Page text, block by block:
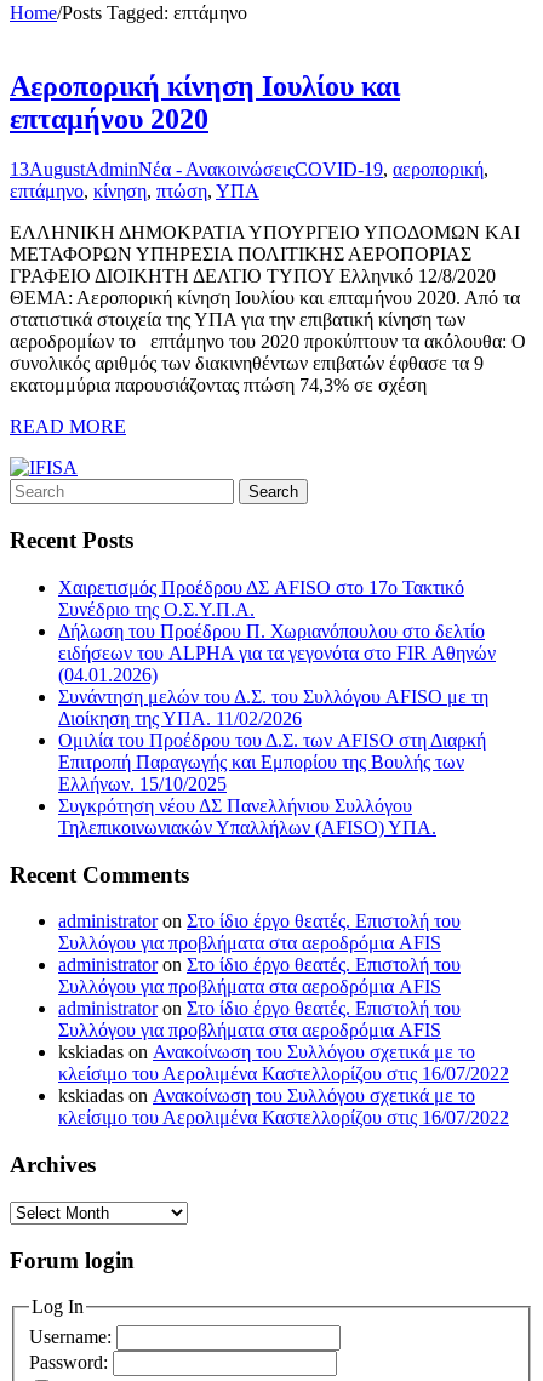
Home/Posts Tagged: επτάμηνο
Αεροπορική κίνηση Ιουλίου και
επταμήνου 2020
13AugustAdminΝέα - ΑνακοινώσειςCOVID-19, αεροπορική,
επτάμηνο, κίνηση, πτώση, ΥΠΑ
ΕΛΛΗΝΙΚΗ ΔΗΜΟΚΡΑΤΙΑ ΥΠΟΥΡΓΕΙΟ ΥΠΟΔΟΜΩΝ ΚΑΙ
ΜΕΤΑΦΟΡΩΝ ΥΠΗΡΕΣΙΑ ΠΟΛΙΤΙΚΗΣ ΑΕΡΟΠΟΡΙΑΣ
ΓΡΑΦΕΙΟ ΔΙΟΙΚΗΤΗ ΔΕΛΤΙΟ ΤΥΠΟΥ Ελληνικό 12/8/2020
ΘΕΜΑ: Αεροπορική κίνηση Ιουλίου και επταμήνου 2020. Από τα
στατιστικά στοιχεία της ΥΠΑ για την επιβατική κίνηση των
αεροδρομίων το επτάμηνο του 2020 προκύπτουν τα ακόλουθα: Ο
συνολικός αριθμός των διακινηθέντων επιβατών έφθασε τα 9
εκατομμύρια παρουσιάζοντας πτώση 74,3% σε σχέση
READ MORE
Recent Posts
Χαιρετισμός Προέδρου ΔΣ AFISO στο 17ο Τακτικό
Συνέδριο της Ο.Σ.Υ.Π.Α.
Δήλωση του Προέδρου Π. Χωριανόπουλου στο δελτίο
ειδήσεων του ALPHA για τα γεγονότα στο FIR Αθηνών
(04.01.2026)
Συνάντηση μελών του Δ.Σ. του Συλλόγου AFISO με τη
Διοίκηση της ΥΠΑ. 11/02/2026
Ομιλία του Προέδρου του Δ.Σ. των AFISO στη Διαρκή
Επιτροπή Παραγωγής και Εμπορίου της Βουλής των
Ελλήνων. 15/10/2025
Συγκρότηση νέου ΔΣ Πανελλήνιου Συλλόγου
Τηλεπικοινωνιακών Υπαλλήλων (AFISO) ΥΠΑ.
Recent Comments
administratoron Στο ίδιο έργο θεατές. Επιστολή του
Συλλόγου για προβλήματα στα αεροδρόμια AFIS
administratoron Στο ίδιο έργο θεατές. Επιστολή του
Συλλόγου για προβλήματα στα αεροδρόμια AFIS
administratoron Στο ίδιο έργο θεατές. Επιστολή του
Συλλόγου για προβλήματα στα αεροδρόμια AFIS
kskiadas on Ανακοίνωση του Συλλόγου σχετικά με το
κλείσιμο του Αερολιμένα Καστελλορίζου στις 16/07/2022
kskiadas on Ανακοίνωση του Συλλόγου σχετικά με το
κλείσιμο του Αερολιμένα Καστελλορίζου στις 16/07/2022
Archives
Archives
Forum login
Log In
Username:
Password: